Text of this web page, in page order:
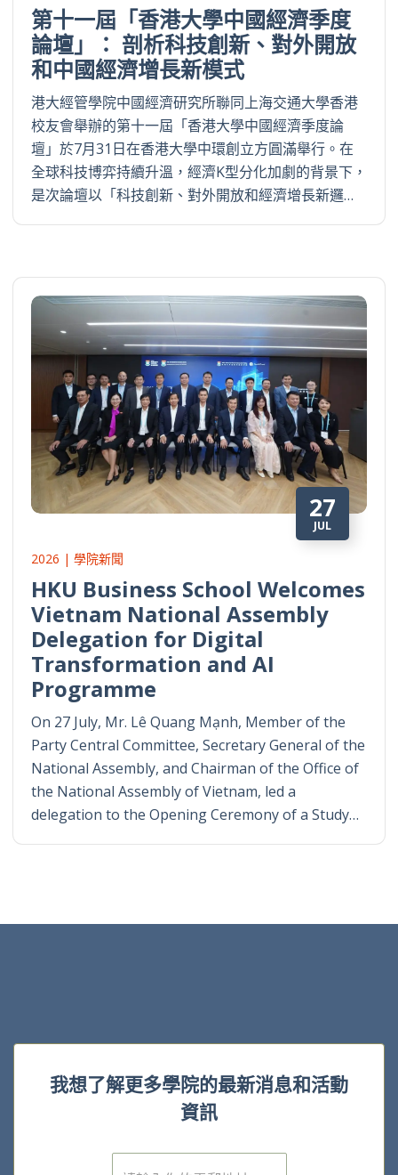
第十一屆「香港大學中國經濟季度
論壇」： 剖析科技創新、對外開放
和中國經濟增長新模式
港大經管學院中國經濟研究所聯同上海交通大學香港
校友會舉辦的第十一屆「香港大學中國經濟季度論
壇」於7月31日在香港大學中環創立方圓滿舉行。在
全球科技博弈持續升溫，經濟K型分化加劇的背景下，
是次論壇以「科技創新、對外開放和經濟增長新邏…
27
JUL
2026 | 學院新聞
HKU Business School Welcomes
Vietnam National Assembly
Delegation for Digital
Transformation and AI
Programme
On 27 July, Mr. Lê Quang Mạnh, Member of the
Party Central Committee, Secretary General of the
National Assembly, and Chairman of the Office of
the National Assembly of Vietnam, led a
delegation to the Opening Ceremony of a Study…
我想了解更多學院的最新消息和活動
資訊
電